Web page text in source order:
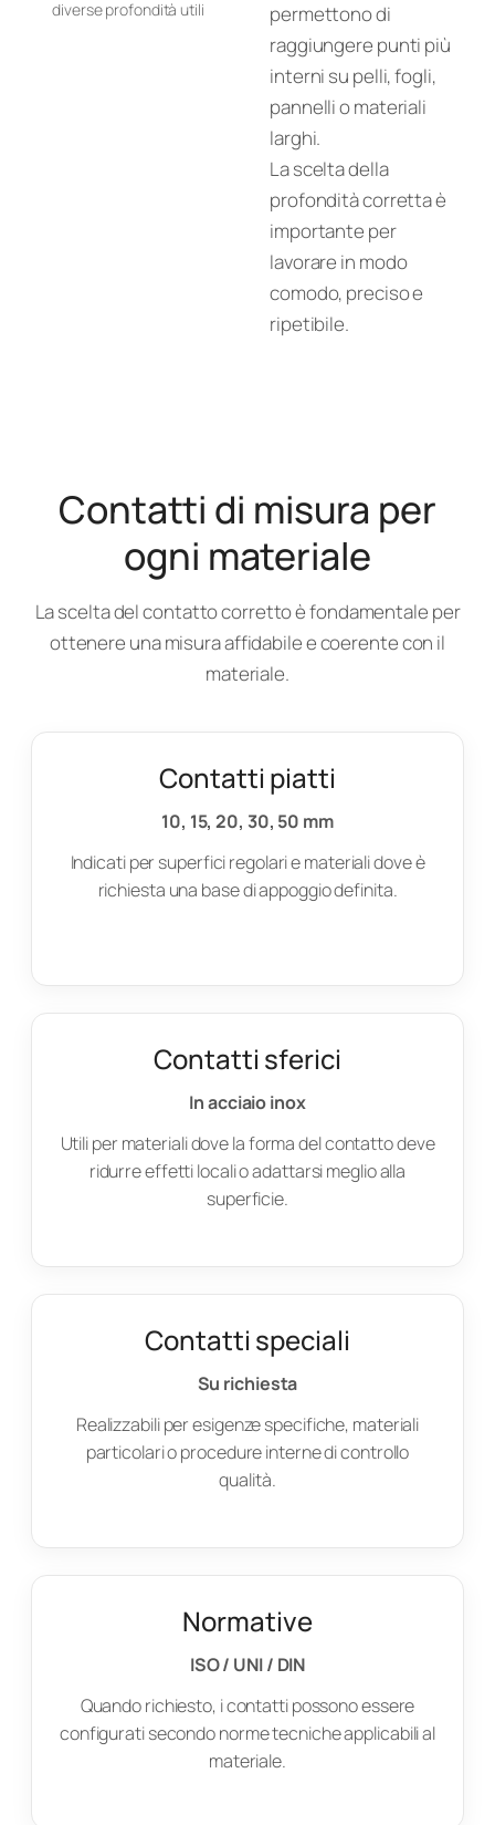
diverse profondità utili
permettono di
raggiungere punti più
interni su pelli, fogli,
pannelli o materiali
larghi.
La scelta della
profondità corretta è
importante per
lavorare in modo
comodo, preciso e
ripetibile.
Contatti di misura per
ogni materiale
La scelta del contatto corretto è fondamentale per
ottenere una misura affidabile e coerente con il
materiale.
Contatti piatti
10, 15, 20, 30, 50 mm
Indicati per superfici regolari e materiali dove è
richiesta una base di appoggio definita.
Contatti sferici
In acciaio inox
Utili per materiali dove la forma del contatto deve
ridurre effetti locali o adattarsi meglio alla
superficie.
Contatti speciali
Su richiesta
Realizzabili per esigenze specifiche, materiali
particolari o procedure interne di controllo
qualità.
Normative
ISO / UNI / DIN
Quando richiesto, i contatti possono essere
configurati secondo norme tecniche applicabili al
materiale.